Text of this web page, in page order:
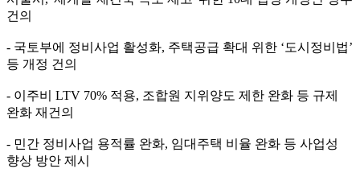
건의
- 국토부에 정비사업 활성화, 주택공급 확대 위한 ‘도시정비법’
등 개정 건의
- 이주비 LTV 70% 적용, 조합원 지위양도 제한 완화 등 규제
완화 재건의
- 민간 정비사업 용적률 완화, 임대주택 비율 완화 등 사업성
향상 방안 제시